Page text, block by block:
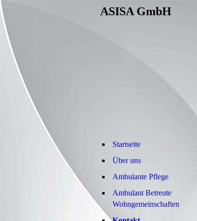
ASISA GmbH
Startseite
Über uns
Ambulante Pflege
Ambulant Betreute
Wohngemeinschaften